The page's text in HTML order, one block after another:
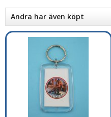
Andra har även köpt